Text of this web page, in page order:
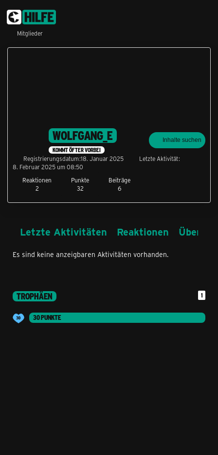
Mitglieder
WOLFGANG_E
KOMMT ÖFTER VORBEI
Reaktionen
2
Punkte
32
Beiträge
6
Inhalte suchen
Registrierungsdatum 18. Januar 2025
Letzte Aktivität
8. Februar 2025 um 08:50
Letzte Aktivitäten Reaktionen Über
Es sind keine anzeigbaren Aktivitäten vorhanden.
TROPHÄEN 1
30 PUNKTE